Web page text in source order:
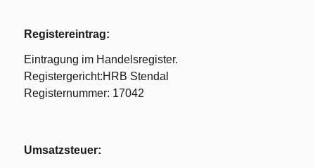
Registereintrag:
Eintragung im Handelsregister.
Registergericht:HRB Stendal
Registernummer: 17042
Umsatzsteuer: